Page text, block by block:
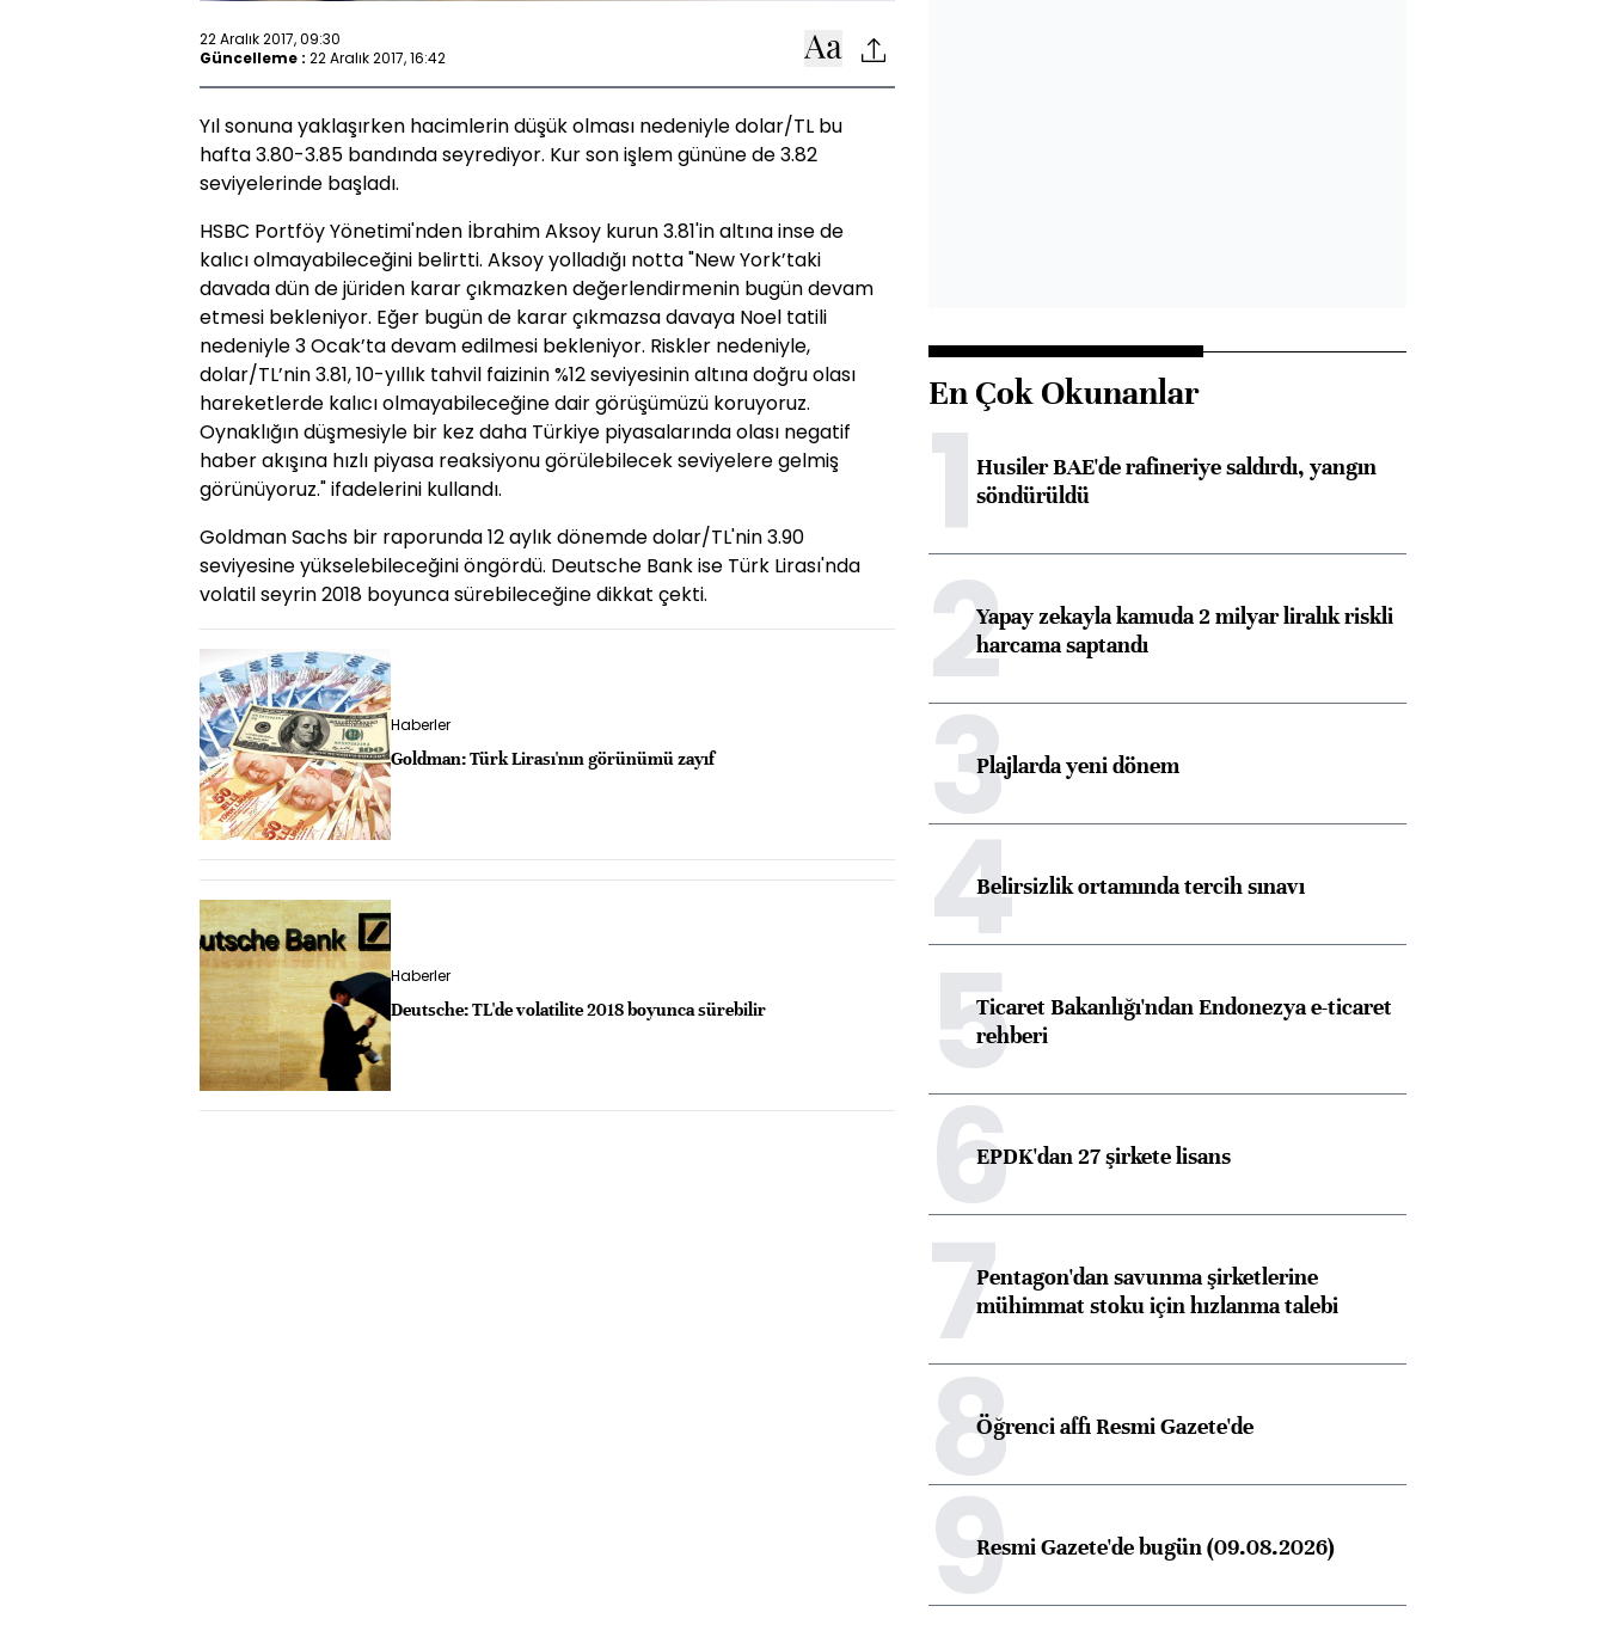
22 Aralık 2017, 09:30
Güncelleme : 22 Aralık 2017, 16:42
Yıl sonuna yaklaşırken hacimlerin düşük olması nedeniyle dolar/TL bu
hafta 3.80-3.85 bandında seyrediyor. Kur son işlem gününe de 3.82
seviyelerinde başladı.
HSBC Portföy Yönetimi'nden İbrahim Aksoy kurun 3.81'in altına inse de
kalıcı olmayabileceğini belirtti. Aksoy yolladığı notta "New York’taki
davada dün de jüriden karar çıkmazken değerlendirmenin bugün devam
etmesi bekleniyor. Eğer bugün de karar çıkmazsa davaya Noel tatili
nedeniyle 3 Ocak’ta devam edilmesi bekleniyor. Riskler nedeniyle,
dolar/TL’nin 3.81, 10-yıllık tahvil faizinin %12 seviyesinin altına doğru olası
hareketlerde kalıcı olmayabileceğine dair görüşümüzü koruyoruz.
Oynaklığın düşmesiyle bir kez daha Türkiye piyasalarında olası negatif
haber akışına hızlı piyasa reaksiyonu görülebilecek seviyelere gelmiş
görünüyoruz." ifadelerini kullandı.
Goldman Sachs bir raporunda 12 aylık dönemde dolar/TL'nin 3.90
seviyesine yükselebileceğini öngördü. Deutsche Bank ise Türk Lirası'nda
volatil seyrin 2018 boyunca sürebileceğine dikkat çekti.
Haberler
Goldman: Türk Lirası'nın görünümü zayıf
Haberler
Deutsche: TL'de volatilite 2018 boyunca sürebilir
En Çok Okunanlar
1Husiler BAE'de rafineriye saldırdı, yangın
söndürüldü
2Yapay zekayla kamuda 2 milyar liralık riskli
harcama saptandı
3Plajlarda yeni dönem
4Belirsizlik ortamında tercih sınavı
5Ticaret Bakanlığı'ndan Endonezya e-ticaret
rehberi
6EPDK'dan 27 şirkete lisans
7Pentagon'dan savunma şirketlerine
mühimmat stoku için hızlanma talebi
8Öğrenci affı Resmi Gazete'de
9Resmi Gazete'de bugün (09.08.2026)